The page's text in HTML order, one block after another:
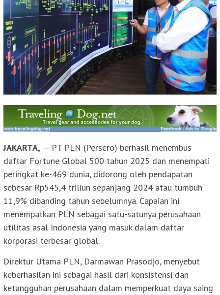
JAKARTA, — PT PLN (Persero) berhasil menembus
daftar Fortune Global 500 tahun 2025 dan menempati
peringkat ke-469 dunia, didorong oleh pendapatan
sebesar Rp545,4 triliun sepanjang 2024 atau tumbuh
11,9% dibanding tahun sebelumnya. Capaian ini
menempatkan PLN sebagai satu-satunya perusahaan
utilitas asal Indonesia yang masuk dalam daftar
korporasi terbesar global.
Direktur Utama PLN, Darmawan Prasodjo, menyebut
keberhasilan ini sebagai hasil dari konsistensi dan
ketangguhan perusahaan dalam memperkuat daya saing